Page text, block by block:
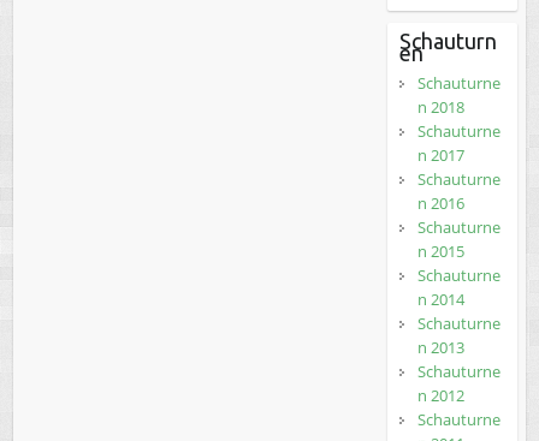
Schauturn
en
Schauturne
n 2018
Schauturne
n 2017
Schauturne
n 2016
Schauturne
n 2015
Schauturne
n 2014
Schauturne
n 2013
Schauturne
n 2012
Schauturne